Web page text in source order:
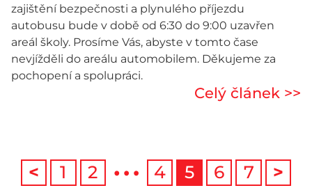
zajištění bezpečnosti a plynulého příjezdu
autobusu bude v době od 6:30 do 9:00 uzavřen
areál školy. Prosíme Vás, abyste v tomto čase
nevjížděli do areálu automobilem. Děkujeme za
pochopení a spolupráci.
Celý článek >>
< 1 2 … 4 5 6 7 >